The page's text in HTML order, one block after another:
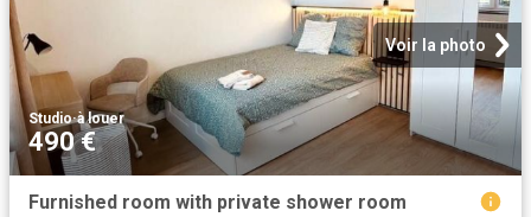
Voir la photo
Studio·à louer
490 €
Furnished room with private shower room